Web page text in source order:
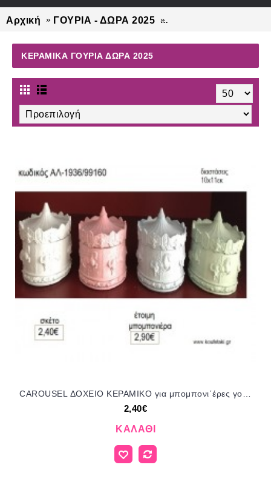
Αρχική ΓΟΥΡΙΑ - ΔΩΡΑ 2025
ΚΕΡΑΜΙΚΑ ΓΟΎΡΙΑ ΔΏΡΑ 2025
2,40€
ΚΑΛΆΘΙ